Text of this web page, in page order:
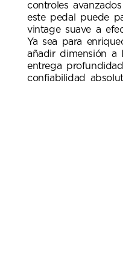
controles
este pedal puede
vintage suave a
Ya sea para
añadir dimensión a
entrega
confiabilidad